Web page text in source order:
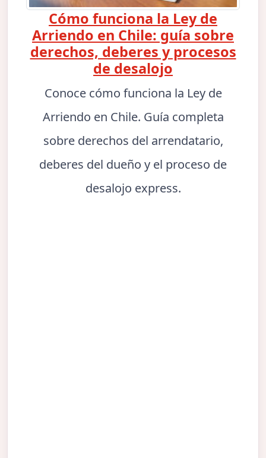
Cómo funciona la Ley de
Arriendo en Chile: guía sobre
derechos, deberes y procesos
de desalojo
Conoce cómo funciona la Ley de
Arriendo en Chile. Guía completa
sobre derechos del arrendatario,
deberes del dueño y el proceso de
desalojo express.